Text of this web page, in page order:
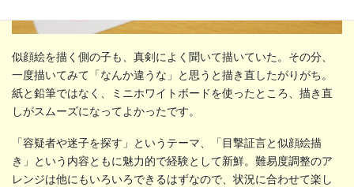
似顔絵を描く側の子も、真剣によく聞いて描いていた。その分、
一度描いてみて「なんか違うな」と思うと描き直したがりがち。
紙と鉛筆ではなく、ミニホワイトボードを使ったところ、描き直
しがスムーズになってよかったです。
「容疑者や迷子を探す」というテーマ、「目撃証言と似顔絵描
き」という内容ともに魅力的で経験として新鮮。難易度調整のア
レンジは他にもいろいろできるはずなので、状況に合わせて楽し